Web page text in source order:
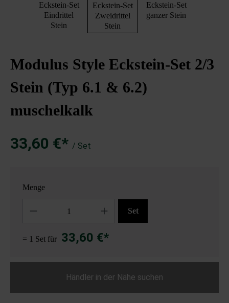
Eckstein-Set
Eindrittel
Stein
Eckstein-Set
Zweidrittel
Stein
Eckstein-Set
ganzer Stein
Modulus Style Eckstein-Set 2/3
Stein (Typ 6.1 & 6.2)
muschelkalk
33,60 €* / Set
Menge
Set
= 1 Set für 33,60 €*
Händler in der Nähe suchen